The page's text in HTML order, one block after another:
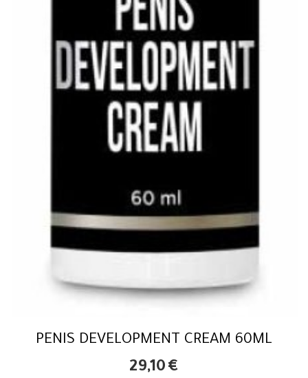
PENIS DEVELOPMENT CREAM 60ML
29,10 €